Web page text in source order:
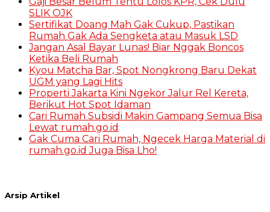
SLIK OJK
Sertifikat Doang Mah Gak Cukup, Pastikan
Rumah Gak Ada Sengketa atau Masuk LSD
Jangan Asal Bayar Lunas! Biar Nggak Boncos
Ketika Beli Rumah
Kyou Matcha Bar, Spot Nongkrong Baru Dekat
UGM yang Lagi Hits
Properti Jakarta Kini Ngekor Jalur Rel Kereta,
Berikut Hot Spot Idaman
Cari Rumah Subsidi Makin Gampang Semua Bisa
Lewat rumah.go.id
Gak Cuma Cari Rumah, Ngecek Harga Material di
rumah.go.id Juga Bisa Lho!
Arsip Artikel